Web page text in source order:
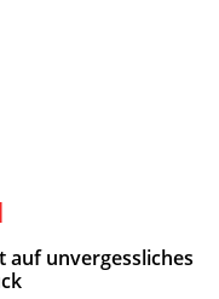
auf unvergessliches